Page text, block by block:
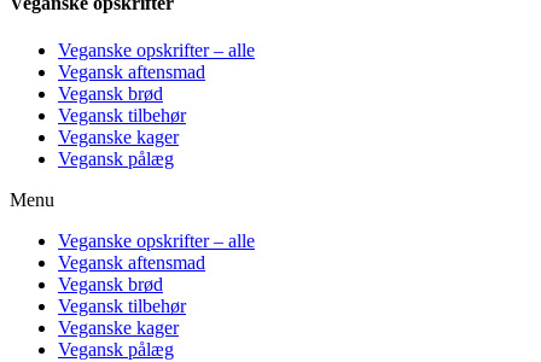
Veganske opskrifter – alle
Vegansk aftensmad
Vegansk brød
Vegansk tilbehør
Veganske kager
Vegansk pålæg
Menu
Veganske opskrifter – alle
Vegansk aftensmad
Vegansk brød
Vegansk tilbehør
Veganske kager
Vegansk pålæg